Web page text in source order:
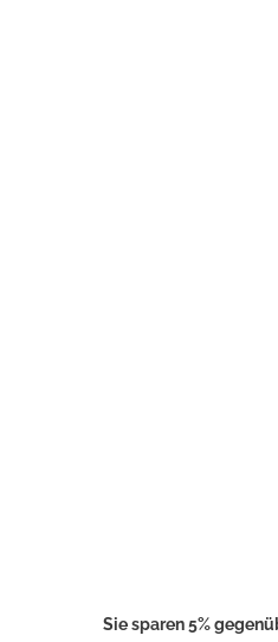
Sie sparen 5%